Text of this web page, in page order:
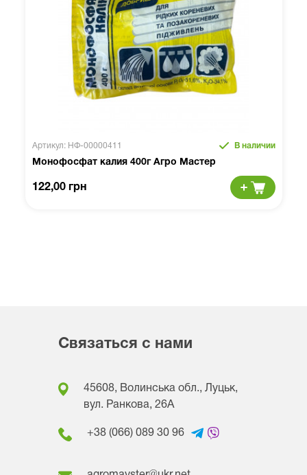
Артикул: НФ-00000411 В наличии
Монофосфат калия 400г Агро Мастер
122,00 грн
Связаться с нами
45608, Волинська обл., Луцьк,
вул. Ранкова, 26A
+38 (066) 089 30 96